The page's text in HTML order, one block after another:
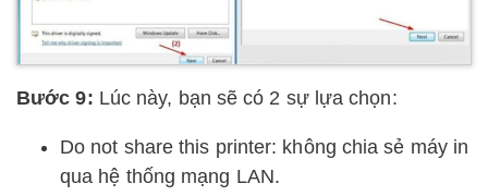
Bước 9: Lúc này, bạn sẽ có 2 sự lựa chọn:
Do not share this printer: không chia sẻ máy in
qua hệ thống mạng LAN.